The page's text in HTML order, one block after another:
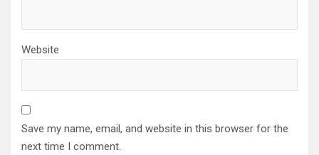
Website
Save my name, email, and website in this browser for the
next time I comment.